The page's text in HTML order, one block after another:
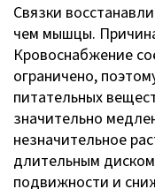
Связки
чем мышцы.
Кровоснабжение
ограничено,
питательных
значительно
незначительное
длительным
подвижности и